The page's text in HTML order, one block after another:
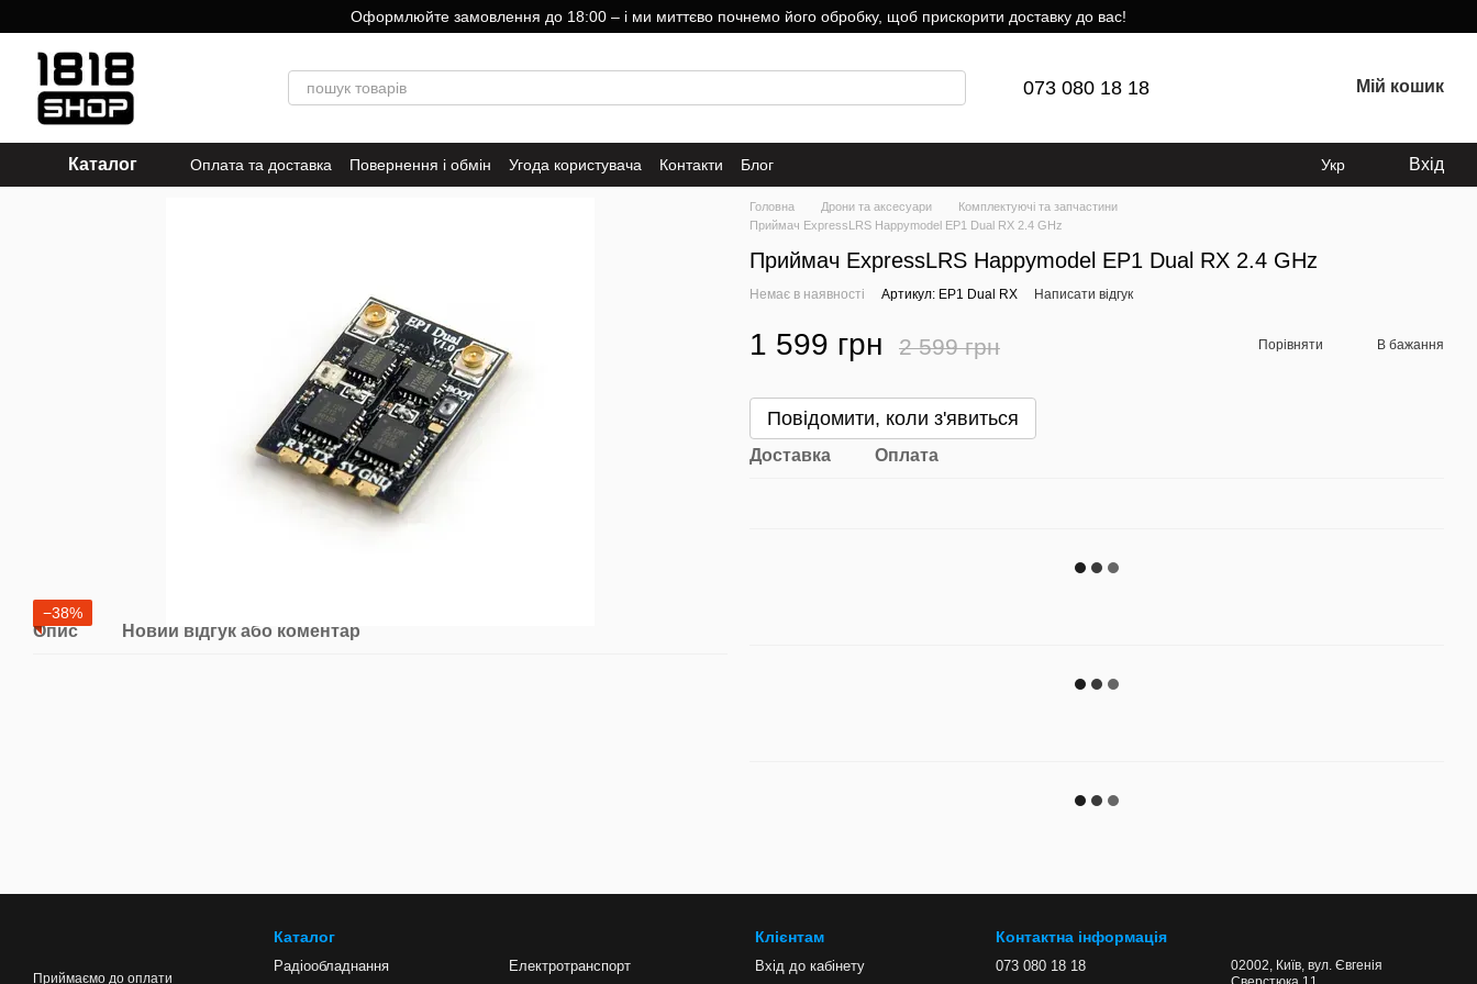
Оформлюйте замовлення до 18:00 – і ми миттєво почнемо його обробку, щоб прискорити доставку до вас!
073 080 18 18 Мій кошик
Каталог Оплата та доставка Повернення і обмін Угода користувача Контакти Блог Укр Вхід
−38%
Опис Новий відгук або коментар
Головна Дрони та аксесуари
Комплектуючі та запчастини
Приймач ExpressLRS Happymodel EP1 Dual RX 2.4 GHz
Приймач ExpressLRS Happymodel EP1 Dual RX 2.4 GHz
Немає в наявності Артикул: EP1 Dual RX Написати відгук
1 599 грн 2 599 грн Порівняти В бажання
Повідомити, коли з'явиться
Доставка Оплата
Приймаємо до оплати
Каталог
Радіообладнання Електротранспорт
Клієнтам
Вхід до кабінету
Контактна інформація
073 080 18 18
02002, Київ, вул. Євгенія